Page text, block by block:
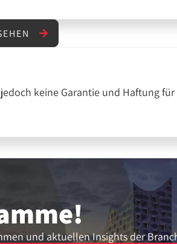
keine Garantie und Haftung für
und aktuellen Insights der